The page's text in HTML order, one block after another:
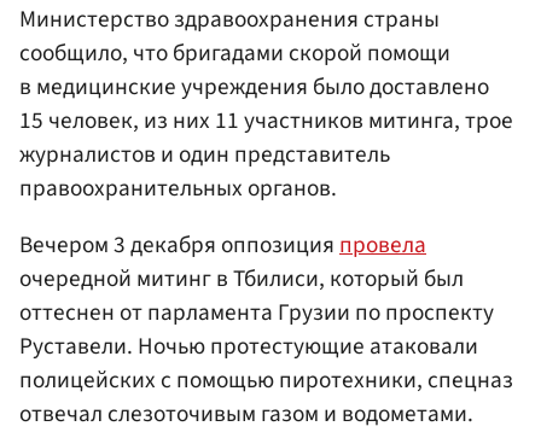
Министерство здравоохранения страны
сообщило, что бригадами скорой помощи
в медицинские учреждения было доставлено
15 человек, из них 11 участников митинга, трое
журналистов и один представитель
правоохранительных органов.
Вечером 3 декабря оппозицияпровела
очередной митинг в Тбилиси, который был
оттеснен от парламента Грузии по проспекту
Руставели. Ночью протестующие атаковали
полицейских с помощью пиротехники, спецназ
отвечал слезоточивым газом и водометами.